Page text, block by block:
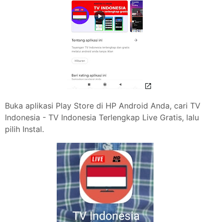
Buka aplikasi Play Store di HP Android Anda, cari TV
Indonesia - TV Indonesia Terlengkap Live Gratis, lalu
pilih Instal.